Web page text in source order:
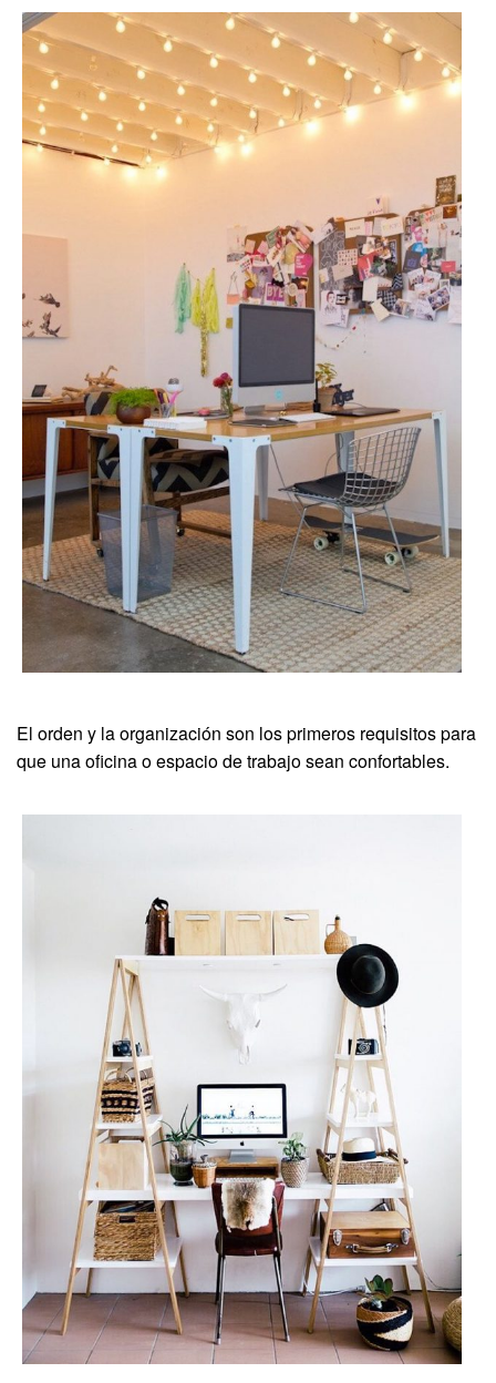
El orden y la organización son los primeros requisitos para
que una oficina o espacio de trabajo sean confortables.